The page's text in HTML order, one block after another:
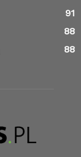
91
88
88